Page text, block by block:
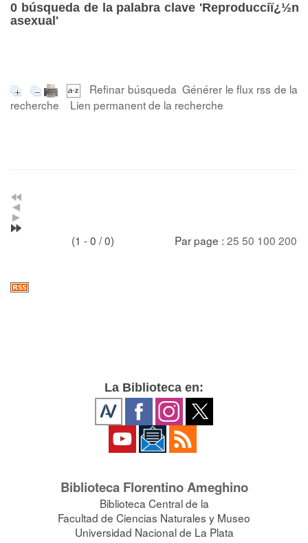
0 búsqueda de la palabra clave 'Reproducciï¿½n
asexual'
Refinar búsqueda Générer le flux rss de la
recherche
Lien permanent de la recherche
(1 - 0 / 0) Par page : 25 50 100 200
La Biblioteca en:
Biblioteca Florentino Ameghino
Biblioteca Central de la
Facultad de Ciencias Naturales y Museo
Universidad Nacional de La Plata